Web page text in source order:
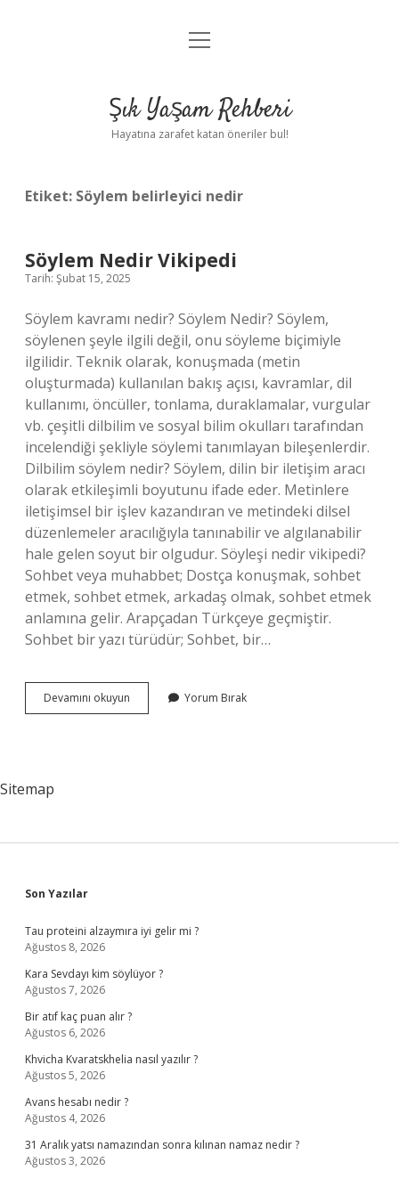
Anasayfa
Yasal Uyarı
menüyü
Şık Yaşam Rehberi
Hayatına zarafet katan öneriler bul!
Etiket: Söylem belirleyici nedir
Söylem Nedir Vikipedi
Tarih: Şubat 15, 2025
Söylem kavramı nedir? Söylem Nedir? Söylem,
söylenen şeyle ilgili değil, onu söyleme biçimiyle
ilgilidir. Teknik olarak, konuşmada (metin
oluşturmada) kullanılan bakış açısı, kavramlar, dil
kullanımı, öncüller, tonlama, duraklamalar, vurgular
vb. çeşitli dilbilim ve sosyal bilim okulları tarafından
incelendiği şekliyle söylemi tanımlayan bileşenlerdir.
Dilbilim söylem nedir? Söylem, dilin bir iletişim aracı
olarak etkileşimli boyutunu ifade eder. Metinlere
iletişimsel bir işlev kazandıran ve metindeki dilsel
düzenlemeler aracılığıyla tanınabilir ve algılanabilir
hale gelen soyut bir olgudur. Söyleşi nedir vikipedi?
Sohbet veya muhabbet; Dostça konuşmak, sohbet
etmek, sohbet etmek, arkadaş olmak, sohbet etmek
anlamına gelir. Arapçadan Türkçeye geçmiştir.
Sohbet bir yazı türüdür; Sohbet, bir…
Devamını okuyun
Nedir
Yorum Bırak
Sitemap
Sidebar
Son Yazılar
Tau proteini alzaymıra iyi gelir mi ?
Ağustos 8, 2026
Kara Sevdayı kim söylüyor ?
Ağustos 7, 2026
Bir atıf kaç puan alır ?
Ağustos 6, 2026
Khvicha Kvaratskhelia nasıl yazılır ?
Ağustos 5, 2026
Avans hesabı nedir ?
Ağustos 4, 2026
31 Aralık yatsı namazından sonra kılınan namaz nedir ?
Ağustos 3, 2026